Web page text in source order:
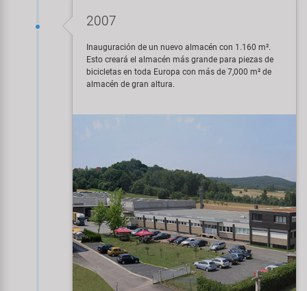
2007
Inauguración de un nuevo almacén con 1.160 m².
Esto creará el almacén más grande para piezas de
bicicletas en toda Europa con más de 7,000 m² de
almacén de gran altura.